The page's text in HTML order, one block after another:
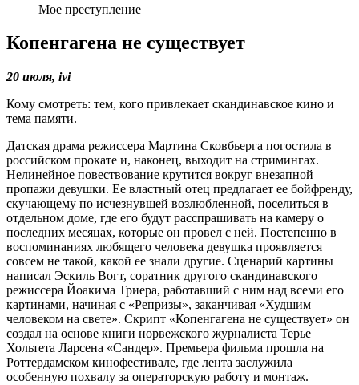
Мое преступление
Копенгагена не существует
20 июля, ivi
Кому смотреть: тем, кого привлекает скандинавское кино и
тема памяти.
Датская драма режиссера Мартина Сковбьерга погостила в
российском прокате и, наконец, выходит на стримингах.
Нелинейное повествование крутится вокруг внезапной
пропажи девушки. Ее властный отец предлагает ее бойфренду,
скучающему по исчезнувшей возлюбленной, поселиться в
отдельном доме, где его будут расспрашивать на камеру о
последних месяцах, которые он провел с ней. Постепенно в
воспоминаниях любящего человека девушка проявляется
совсем не такой, какой ее знали другие. Сценарий картины
написал Эскиль Вогт, соратник другого скандинавского
режиссера Йоакима Триера, работавший с ним над всеми его
картинами, начиная с «Репризы», заканчивая «Худшим
человеком на свете». Скрипт «Копенгагена не существует» он
создал на основе книги норвежского журналиста Терье
Хольтета Ларсена «Сандер». Премьера фильма прошла на
Роттердамском кинофестивале, где лента заслужила
особенную похвалу за операторскую работу и монтаж.